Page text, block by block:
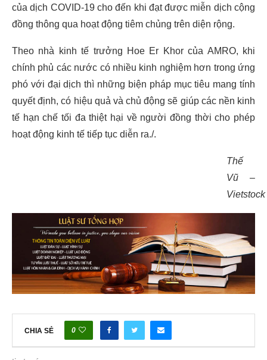
của dịch COVID-19 cho đến khi đạt được miễn dịch cộng
đồng thông qua hoạt động tiêm chủng trên diện rộng.
Theo nhà kinh tế trưởng Hoe Er Khor của AMRO, khi
chính phủ các nước có nhiều kinh nghiệm hơn trong ứng
phó với đại dịch thì những biện pháp mục tiêu mang tính
quyết định, có hiệu quả và chủ động sẽ giúp các nền kinh
tế hạn chế tối đa thiệt hại về người đồng thời cho phép
hoạt động kinh tế tiếp tục diễn ra./.
Thế
Vũ –
Vietstock
CHIA SẺ 0